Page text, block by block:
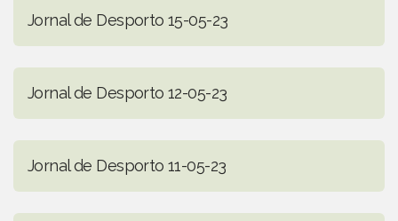
Jornal de Desporto 15-05-23
Jornal de Desporto 12-05-23
Jornal de Desporto 11-05-23